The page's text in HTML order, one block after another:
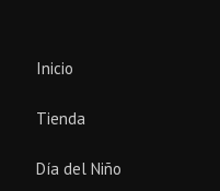
Inicio
Tienda
Día del Niño